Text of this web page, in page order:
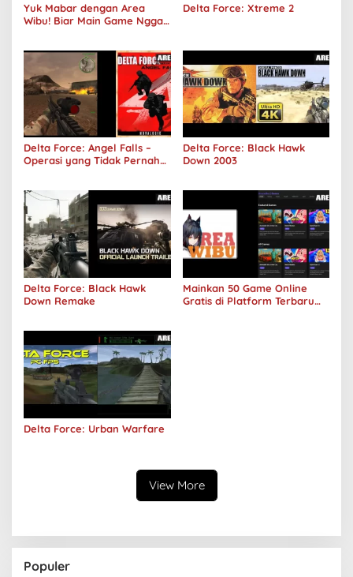
Yuk Mabar dengan Area
Wibu! Biar Main Game Nggak
Delta Force: Xtreme 2
Delta Force: Angel Falls –
Operasi yang Tidak Pernah
Delta Force: Black Hawk
Down 2003
Delta Force: Black Hawk
Down Remake
Mainkan 50 Game Online
Gratis di Platform Terbaru
Delta Force: Urban Warfare
View More
Populer